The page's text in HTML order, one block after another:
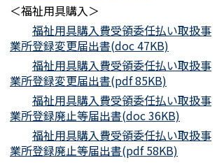
＜福祉用具購入＞
福祉用具購入費受領委任払い取扱事
業所登録変更届出書(doc 47KB)
福祉用具購入費受領委任払い取扱事
業所登録変更届出書(pdf 85KB)
福祉用具購入費受領委任払い取扱事
業所登録廃止等届出書(doc 36KB)
福祉用具購入費受領委任払い取扱事
業所登録廃止等届出書(pdf 58KB)